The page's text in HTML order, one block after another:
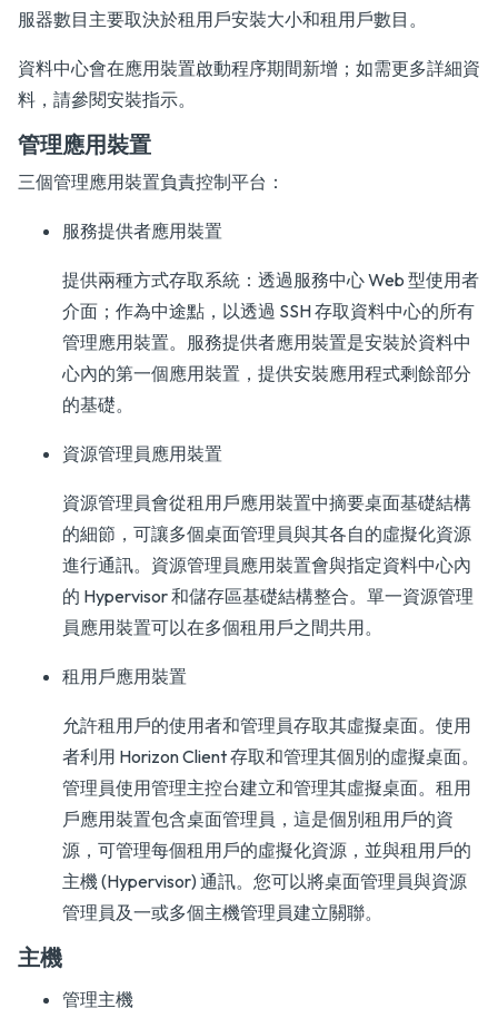
服器數目主要取決於租用戶安裝大小和租用戶數目。
資料中心會在應用裝置啟動程序期間新增；如需更多詳細資
料，請參閱安裝指示。
管理應用裝置
三個管理應用裝置負責控制平台：
服務提供者應用裝置
提供兩種方式存取系統：透過服務中心 Web 型使用者
介面；作為中途點，以透過 SSH 存取資料中心的所有
管理應用裝置。服務提供者應用裝置是安裝於資料中
心內的第一個應用裝置，提供安裝應用程式剩餘部分
的基礎。
資源管理員應用裝置
資源管理員會從租用戶應用裝置中摘要桌面基礎結構
的細節，可讓多個桌面管理員與其各自的虛擬化資源
進行通訊。資源管理員應用裝置會與指定資料中心內
的 Hypervisor 和儲存區基礎結構整合。單一資源管理
員應用裝置可以在多個租用戶之間共用。
租用戶應用裝置
允許租用戶的使用者和管理員存取其虛擬桌面。使用
者利用 Horizon Client 存取和管理其個別的虛擬桌面。
管理員使用管理主控台建立和管理其虛擬桌面。租用
戶應用裝置包含桌面管理員，這是個別租用戶的資
源，可管理每個租用戶的虛擬化資源，並與租用戶的
主機 (Hypervisor) 通訊。您可以將桌面管理員與資源
管理員及一或多個主機管理員建立關聯。
主機
管理主機